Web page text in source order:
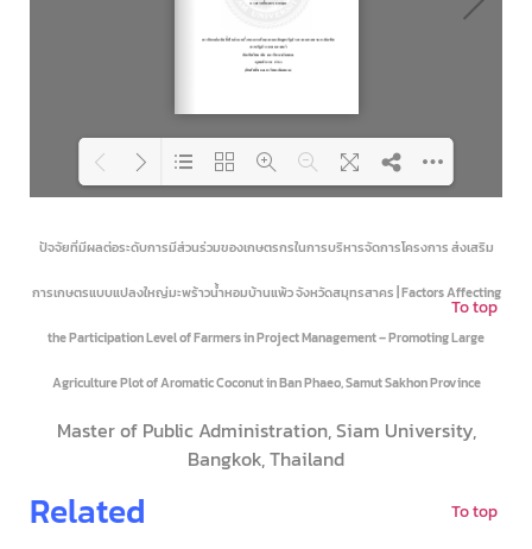
Loading PDF 50% ...
ปัจจัยที่มีผลต่อระดับการมีส่วนร่วมของเกษตรกรในการบริหารจัดการโครงการ ส่งเสริม
การเกษตรแบบแปลงใหญ่มะพร้าวน้ำหอมบ้านแพ้ว จังหวัดสมุทรสาคร | Factors Affecting
the Participation Level of Farmers in Project Management – Promoting Large
Agriculture Plot of Aromatic Coconut in Ban Phaeo,Samut Sakhon Province
To top
Master of Public Administration, Siam University,
Bangkok, Thailand
Related To top